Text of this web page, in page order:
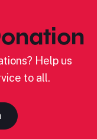
Help us
to all.